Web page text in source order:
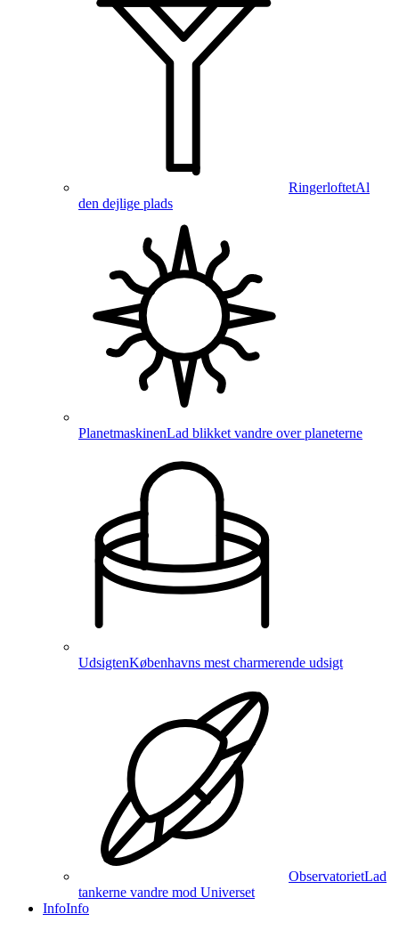
RingerloftetAl
den dejlige plads
PlanetmaskinenLad blikket vandre over planeterne
UdsigtenKøbenhavns mest charmerende udsigt
ObservatorietLad
tankerne vandre mod Universet
InfoInfo